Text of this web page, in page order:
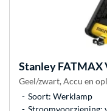
StanleyFATMAX
Geel/zwart, Accu en
Soort: Werklamp